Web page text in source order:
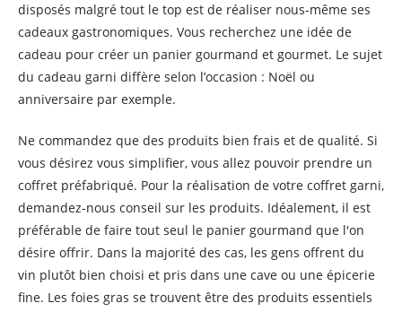
disposés malgré tout le top est de réaliser nous-même ses
cadeaux gastronomiques. Vous recherchez une idée de
cadeau pour créer un panier gourmand et gourmet. Le sujet
du cadeau garni diffère selon l’occasion : Noël ou
anniversaire par exemple.
Ne commandez que des produits bien frais et de qualité. Si
vous désirez vous simplifier, vous allez pouvoir prendre un
coffret préfabriqué. Pour la réalisation de votre coffret garni,
demandez-nous conseil sur les produits. Idéalement, il est
préférable de faire tout seul le panier gourmand que l'on
désire offrir. Dans la majorité des cas, les gens offrent du
vin plutôt bien choisi et pris dans une cave ou une épicerie
fine. Les foies gras se trouvent être des produits essentiels